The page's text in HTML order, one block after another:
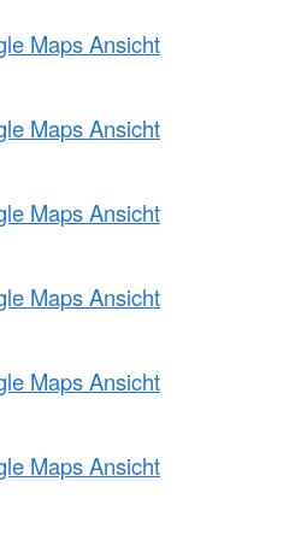
Maps Ansicht
Maps Ansicht
Maps Ansicht
Maps Ansicht
Maps Ansicht
Maps Ansicht